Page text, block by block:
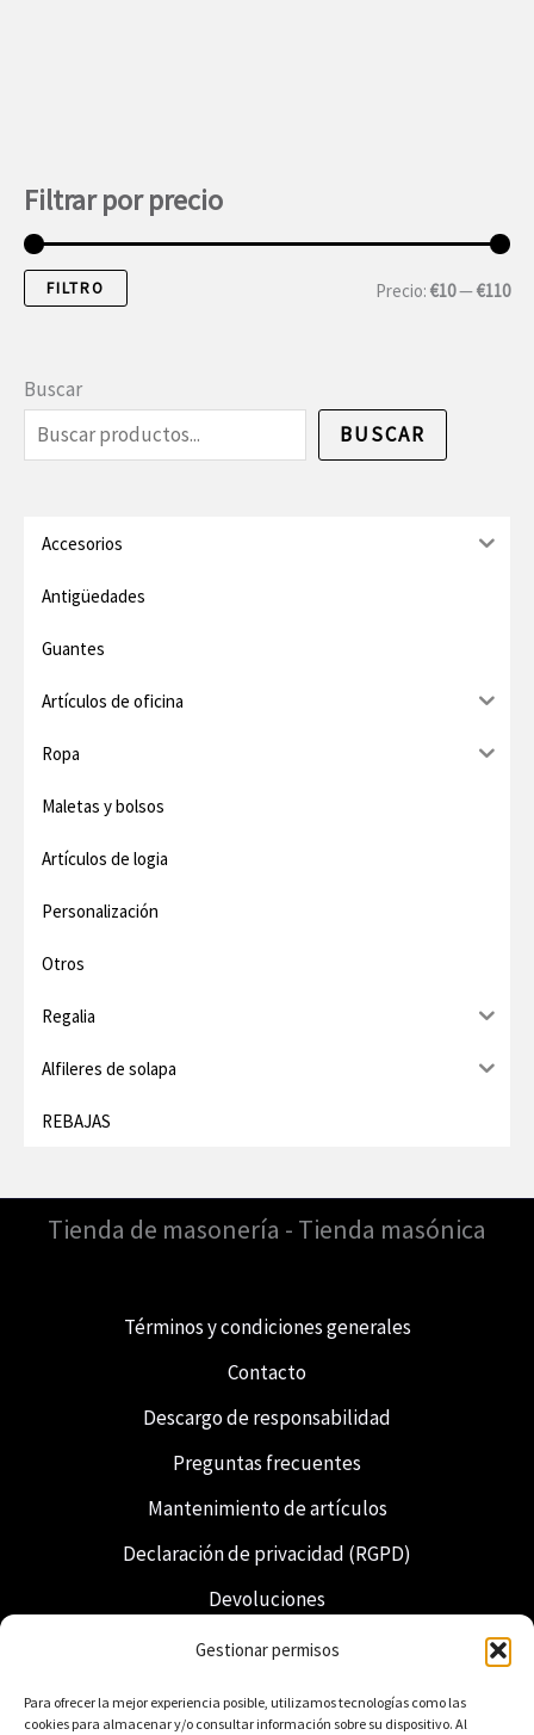
Gestionar permisos
Para ofrecer la mejor experiencia posible, utilizamos tecnologías como las
cookies para almacenar y/o consultar información sobre su dispositivo. Al
Filtrar por precio
PP
FILTRO Precio: €10—€110
Buscar
BUSCAR
Accesorios
Antigüedades
Guantes
Artículos de oficina
Ropa
Maletas y bolsos
Artículos de logia
Personalización
Otros
Regalia
Alfileres de solapa
REBAJAS
Tienda de masonería - Tienda masónica
Términos y condiciones generales
Contacto
Descargo de responsabilidad
Preguntas frecuentes
Mantenimiento de artículos
Declaración de privacidad (RGPD)
Devoluciones
Envío y entrega